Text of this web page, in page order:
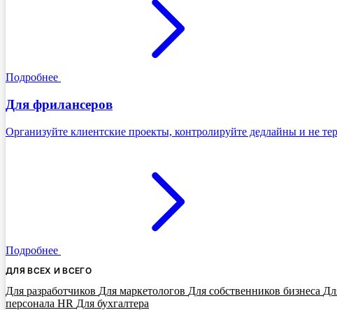
Подробнее
Для фрилансеров
Организуйте клиентские проекты, контролируйте дедлайны и не
Подробнее
ДЛЯ ВСЕХ И ВСЕГО
Для разработчиков Для маркетологов Для собственников бизнеса
персонала HR Для бухгалтера